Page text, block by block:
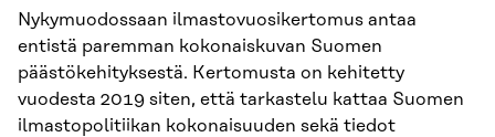
Nykymuodossaan ilmastovuosikertomus antaa
entistä paremman kokonaiskuvan Suomen
päästökehityksestä. Kertomusta on kehitetty
vuodesta 2019 siten, että tarkastelu kattaa Suomen
ilmastopolitiikan kokonaisuuden sekä tiedot